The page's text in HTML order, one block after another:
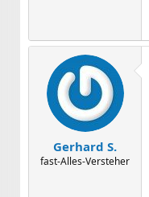
Gerhard S.
fast-Alles-Versteher